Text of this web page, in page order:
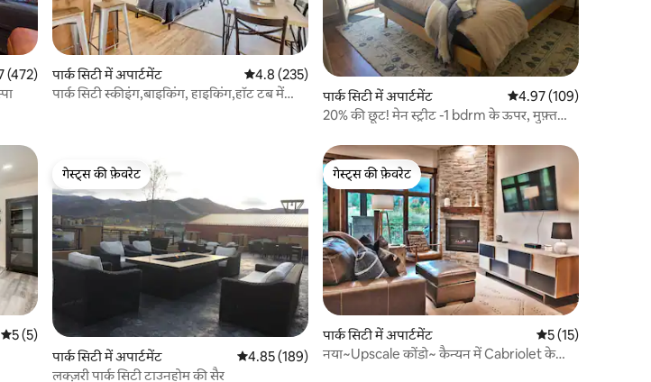
5 में से 4.97, 472 समीक्षाएँ
(472)
पार्क सिटी में अपार्टमेंट औसत रेटिंग 5 में से 4.8, 235 समीक्षाएँ
4.8 (235)
पार्क सिटी स्कीइंग,बाइकिंग, हाइकिंग,हॉट टब में
पार्क सिटी में अपार्टमेंट औसत रेटिंग 5 में से 4.97,
4.97 (109)
20% की छूट! मेन स्ट्रीट -1 bdrm के ऊपर, मुफ़्त
औसत रेटिंग 5 में से 5, 5 समीक्षाएँ
5 (5)
गेस्ट्स की फ़ेवरेट
गेस्ट्स की फ़ेवरेट
पार्क सिटी में अपार्टमेंट औसत रेटिंग 5 में से 4.85, 189 समीक्षाएँ
4.85 (189)
लक्ज़री पार्क सिटी टाउनहोम की सैर
गेस्ट्स की फ़ेवरेट
गेस्ट्स की फ़ेवरेट
पार्क सिटी में अपार्टमेंट औसत रेटिंग 5 में से 5,
5 (15)
नया~Upscale कोंडो~ कैन्यन में Cabriolet के